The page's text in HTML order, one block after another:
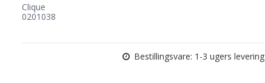
Clique
0201038
Bestillingsvare: 1-3 ugers levering